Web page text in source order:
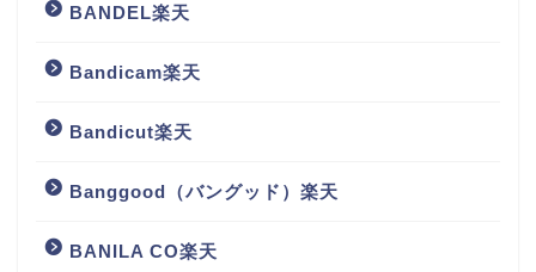
BANDEL楽天
Bandicam楽天
Bandicut楽天
Banggood（バングッド）楽天
BANILA CO楽天